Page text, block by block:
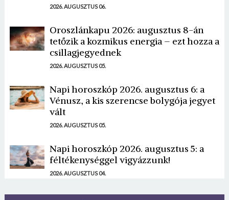
2026. AUGUSZTUS 06.
Oroszlánkapu 2026: augusztus 8-án
tetőzik a kozmikus energia – ezt hozza a
csillagjegyednek
2026. AUGUSZTUS 05.
Napi horoszkóp 2026. augusztus 6: a
Vénusz, a kis szerencse bolygója jegyet
vált
2026. AUGUSZTUS 05.
Napi horoszkóp 2026. augusztus 5: a
féltékenységgel vigyázzunk!
2026. AUGUSZTUS 04.